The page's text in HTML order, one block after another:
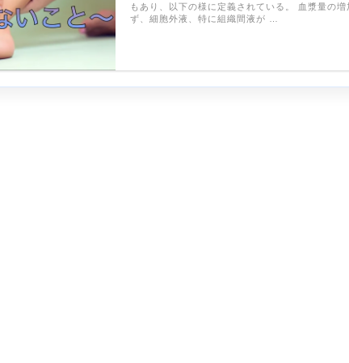
もあり、以下の様に定義されている。 血漿量の
ず、細胞外液、特に組織間液が …